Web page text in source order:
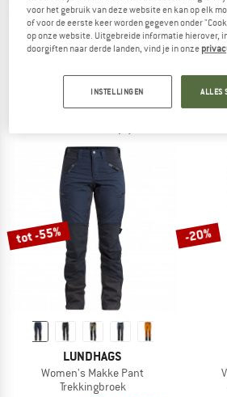
Women's Makke Pro Pant
Alpine broek
€ 319,95€ 159,98 €
tot -55%
LUNDHAGS
Women's Makke Pant
Trekkingbroek
-20%
voor het gebruik van deze website en kan op elk
of voor de eerste keer worden gegeven onder
op onze website. Uitgebreide informatie hierover,
doorgiften naar derde landen, vind je in onze
INSTELLINGEN ALLES